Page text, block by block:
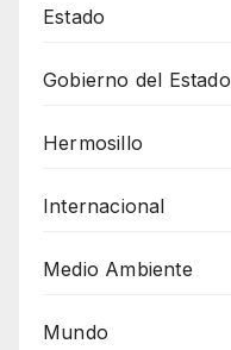
Estado
Gobierno del Estado
Hermosillo
Internacional
Medio Ambiente
Mundo